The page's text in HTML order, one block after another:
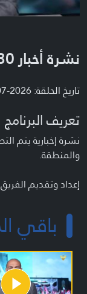
نشرة أخبار 23:30
تاريخ الحلقة: 2026-07-03
تعريف البرنامج
نشرة إخبارية يتم
والمنطقة.
إعداد وتقديم
باقي